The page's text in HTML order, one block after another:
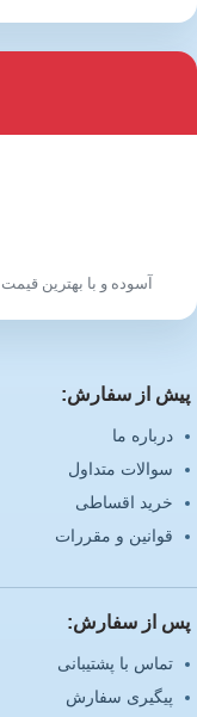
آسوده و با بهترین
پیش از سفارش:
درباره ما
سوالات متداول
خرید اقساطی
قوانین و مقررات
پس از سفارش:
تماس با پشتیبانی
پیگیری سفارش